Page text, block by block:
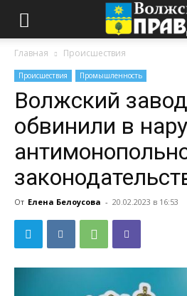
Главная Происшествия
Происшествия Промышленность
Волжский
обвинили в
От Елена Белоусова - 20.02.2023 в 16:53